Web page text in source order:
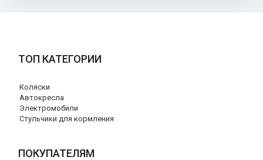
ТОП КАТЕГОРИИ
Коляски
Автокресла
Электромобили
Стульчики для кормления
ПОКУПАТЕЛЯМ